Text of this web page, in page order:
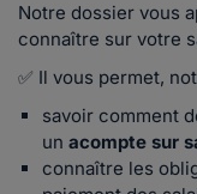
Notre dossier vous
connaître sur votre
✅ Il vous permet,
savoir comment
un acompte sur
connaître les